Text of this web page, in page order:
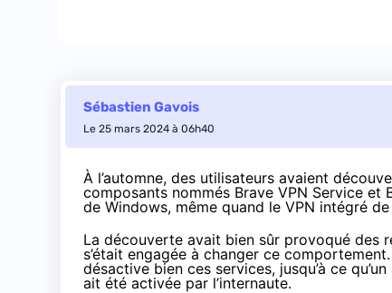
Sébastien Gavois
Le 25 mars 2024 à 06h40
À l’automne, des utilisateurs avaient
composants nommés Brave VPN Service et
de Windows, même quand le VPN intégré
La découverte avait bien sûr provoqué des
s’était engagée à changer ce
désactive bien ces services, jusqu’à ce
ait été activée par l’internaute.